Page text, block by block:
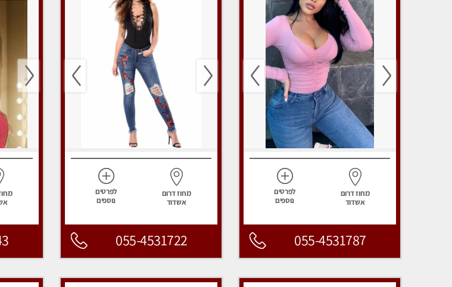
מחוז דרום
אשדוד
לפרטים
נוספים
055-4531787
מחוז דרום
אשדוד
לפרטים
נוספים
055-4531722